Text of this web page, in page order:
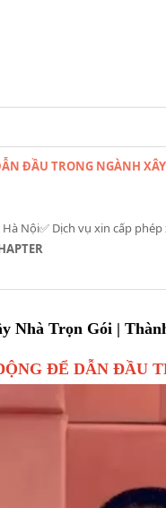
ĐẦU TRONG NGÀNH
Nội✅ Dịch vụ xin cấp
Nhà Trọn Gói |
ĐỂ DẪN ĐẦU